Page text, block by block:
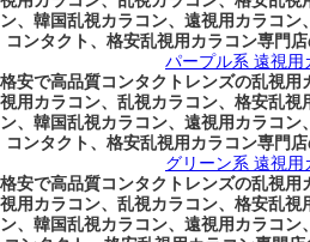
ン、韓国乱視カラコン、遠視用カラコ
コンタクト、格安乱視用カラコン専門
パープル系 遠視用
格安で高品質コンタクトレンズの乱視
視用カラコン、乱視カラコン、格安乱視
ン、韓国乱視カラコン、遠視用カラコ
コンタクト、格安乱視用カラコン専門
グリーン系 遠視用
格安で高品質コンタクトレンズの乱視
視用カラコン、乱視カラコン、格安乱視
ン、韓国乱視カラコン、遠視用カラコ